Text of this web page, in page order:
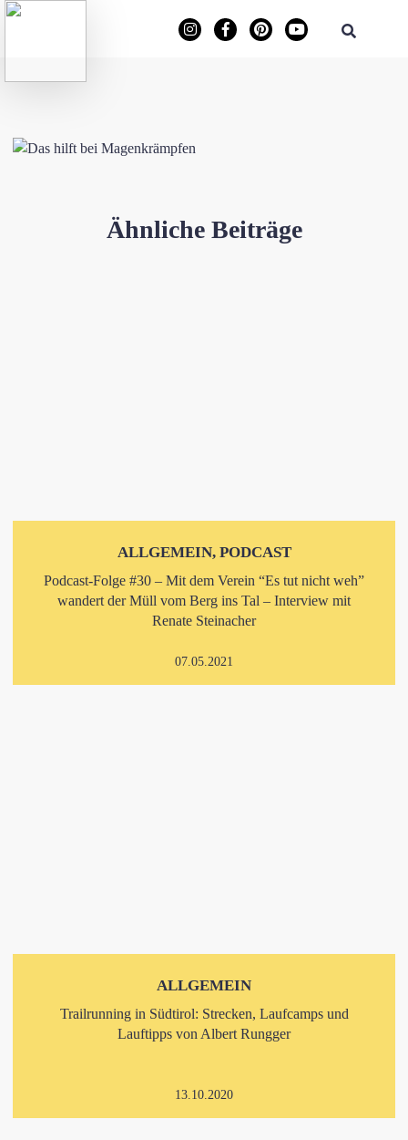
Ähnliche Beiträge
ALLGEMEIN, PODCAST
Podcast-Folge #30 – Mit dem Verein “Es tut nicht weh”
wandert der Müll vom Berg ins Tal – Interview mit
Renate Steinacher
07.05.2021
ALLGEMEIN
Trailrunning in Südtirol: Strecken, Laufcamps und
Lauftipps von Albert Rungger
13.10.2020